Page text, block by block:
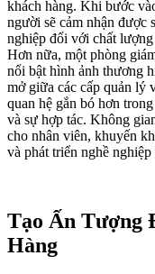
khách hàng. Khi bước
người sẽ cảm nhận được
nghiệp đối với chất
Hơn nữa, một phòng
nổi bật hình ảnh thương
mở giữa các cấp quản lý
quan hệ gắn bó hơn
và sự hợp tác. Không
cho nhân viên, khuyến
và phát triển nghề
Tạo Ấn Tượng
Hàng